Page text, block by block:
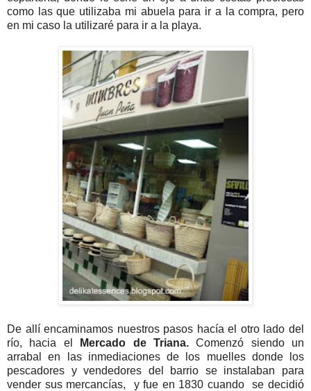
como las que utilizaba mi abuela para ir a la compra, pero
en mi caso la utilizaré para ir a la playa.
De allí encaminamos nuestros pasos hacía el otro lado del
río, hacia el
Mercado de Triana.Comenzó siendo un
arrabal en las inmediaciones de los muelles donde los
pescadores y vendedores del barrio se instalaban para
vender sus mercancías, y fue en 1830 cuando se decidió